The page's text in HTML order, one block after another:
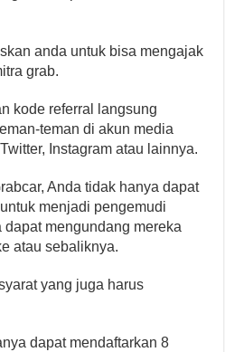
anda untuk bisa mengajak
grab.
kode referral langsung
teman di akun media
Instagram atau lainnya.
Anda tidak hanya dapat
menjadi pengemudi
dapat mengundang mereka
atau sebaliknya.
yang juga harus
dapat mendaftarkan 8